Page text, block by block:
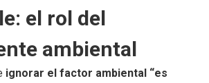
el rol del
ambiental
ignorar el factor ambiental “es